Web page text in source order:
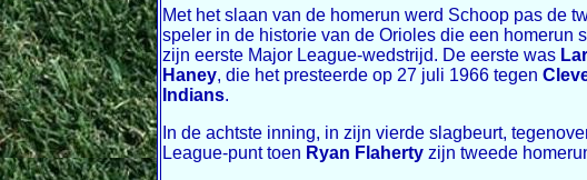
Met het slaan van de homerun werd Schoop pas de
speler in de historie van de Orioles die een homerun
zijn eerste Major League-wedstrijd. De eerste was
Haney, die het presteerde op 27 juli 1966 tegen
Indians.
In de achtste inning, in zijn vierde slagbeurt,
League-punt toen Ryan Flaherty zijn tweede